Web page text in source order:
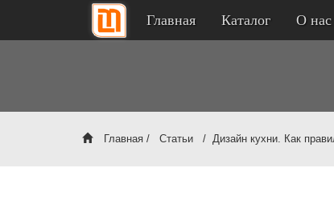
Главная Каталог О нас
Главная / Статьи / Дизайн кухни. Как